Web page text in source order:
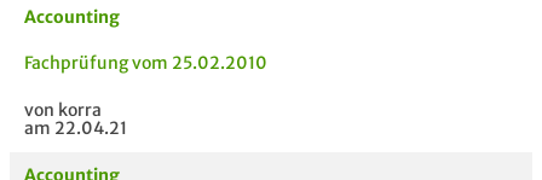
Accounting
Fachprüfung vom 25.02.2010
von korra
am 22.04.21
Accounting